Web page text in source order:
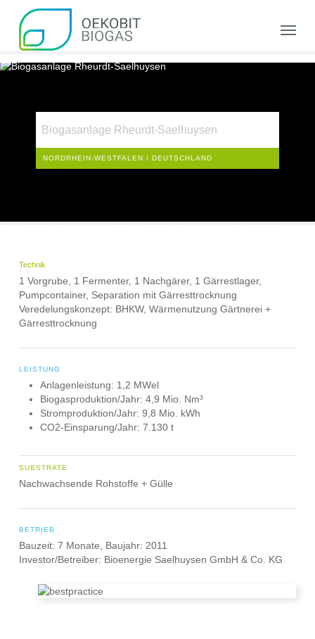
main
content
Menu
Biogasanlage Rheurdt-Saelhuysen
NORDRHEIN-WESTFALEN / DEUTSCHLAND
Technik
1 Vorgrube, 1 Fermenter, 1 Nachgärer, 1 Gärrestlager,
Pumpcontainer, Separation mit Gärresttrocknung
Veredelungskonzept: BHKW, Wärmenutzung Gärtnerei +
Gärresttrocknung
LEISTUNG
Anlagenleistung: 1,2 MWel
Biogasproduktion/Jahr: 4,9 Mio. Nm³
Stromproduktion/Jahr: 9,8 Mio. kWh
CO2-Einsparung/Jahr: 7.130 t
SUBSTRATE
Nachwachsende Rohstoffe + Gülle
BETRIEB
Bauzeit: 7 Monate, Baujahr: 2011
Investor/Betreiber: Bioenergie Saelhuysen GmbH & Co. KG